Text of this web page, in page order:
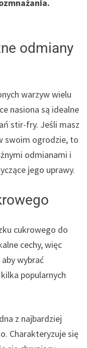
odmiany
warzyw wielu
nasiona są idealne
stir-fry. Jeśli masz
swoim ogrodzie, to
odmianami i
jego uprawy.
cukrowego do
cechy, więc
wybrać
popularnych
z najbardziej
Charakteryzuje się